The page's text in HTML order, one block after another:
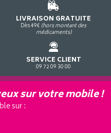
LIVRAISON GRATUITE
Dès 49€ (hors montant des
médicaments)
SERVICE CLIENT
09 72 09 30 00
sur votre mobile !
sur :